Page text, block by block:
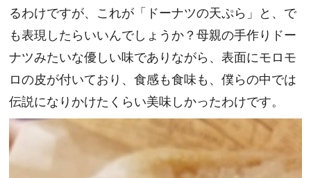
るわけですが、これが「ドーナツの天ぷら」と、で
も表現したらいいんでしょうか？母親の手作りドー
ナツみたいな優しい味でありながら、表面にモロモ
ロの皮が付いており、食感も食味も、僕らの中では
伝説になりかけたくらい美味しかったわけです。